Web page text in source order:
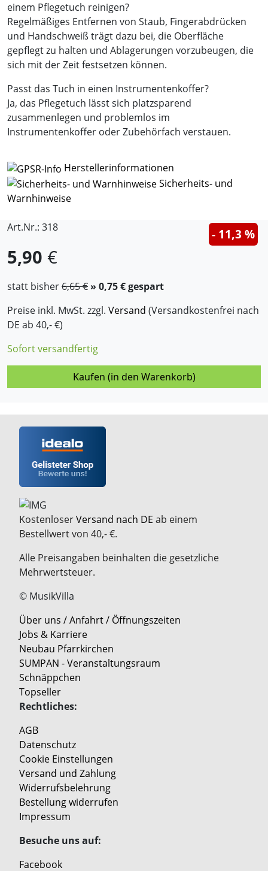
einem Pflegetuch reinigen?
Regelmäßiges Entfernen von Staub, Fingerabdrücken
und Handschweiß trägt dazu bei, die Oberfläche
gepflegt zu halten und Ablagerungen vorzubeugen, die
sich mit der Zeit festsetzen können.
Passt das Tuch in einen Instrumentenkoffer?
Ja, das Pflegetuch lässt sich platzsparend
zusammenlegen und problemlos im
Instrumentenkoffer oder Zubehörfach verstauen.
Herstellerinformationen
Sicherheits- und
Warnhinweise
Art.Nr.: 318
5,90 €
statt bisher6,65 € » 0,75 € gespart
- 11,3 %
Preise inkl. MwSt. zzgl. Versand (Versandkostenfrei nach
DE ab 40,- €)
Sofort versandfertig
Kaufen (in den Warenkorb)
KostenloserVersand nach DE ab einem
Bestellwert von 40,- €.
Alle Preisangaben beinhalten die gesetzliche
Mehrwertsteuer.
© MusikVilla
Über uns / Anfahrt / Öffnungszeiten
Jobs & Karriere
Neubau Pfarrkirchen
SUMPAN - Veranstaltungsraum
Schnäppchen
Topseller
Rechtliches:
AGB
Datenschutz
Cookie Einstellungen
Versand und Zahlung
Widerrufsbelehrung
Bestellung widerrufen
Impressum
Besuche uns auf:
Facebook